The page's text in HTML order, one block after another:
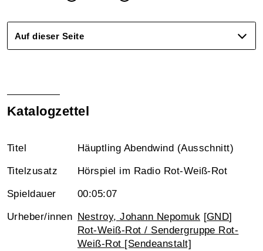
Auf dieser Seite
Katalogzettel
Titel Häuptling Abendwind (Ausschnitt)
Titelzusatz Hörspiel im Radio Rot-Weiß-Rot
Spieldauer 00:05:07
Urheber/innen Nestroy, Johann Nepomuk [GND]
Rot-Weiß-Rot / Sendergruppe Rot-
Weiß-Rot [Sendeanstalt]